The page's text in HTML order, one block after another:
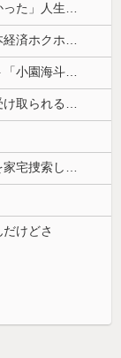
海外「救急外来の受付で自分の名前が言えなかった」人生で一番痛かったものを聞いた結果…
【悲報】円安容認派「円安は輸出が伸びで日本経済ホクホク！」⇒ 世界に売る物が無さすぎて輸出額で韓国に惨敗・・・
【🧟】「ゾンビたばこ売人」と肩組みショット「小園海斗」に注がれる“厳しい視線” 「レギュラー剥奪も選択肢のひとつに」
【速報】ダウンタウン浜田さん、差別発言と受け取られる一言で炎上ｗｗｗｗｗｗ
【衝撃】 大阪府警、ミナミの“ベトナムビル”を家宅捜索した結果・・・・・・
けどさ